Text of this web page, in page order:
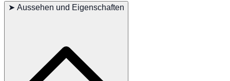
➤ Aussehen und Eigenschaften